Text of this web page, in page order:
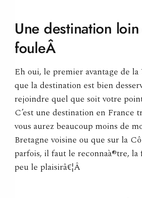
Une destination
fouleÂ
Eh oui, le premier avantage de la
que la destination est bien
rejoindre quel que soit votre
C’est une destination en France
vous aurez beaucoup moins de
Bretagne voisine ou que sur la
parfois, il faut le reconnaà®tre, la
peu le plaisirâ€¦Â